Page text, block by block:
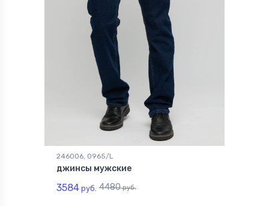
246006, 0965/L
джинсы мужские
3584 руб. 4480руб.